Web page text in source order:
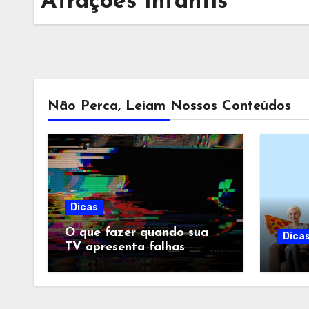
Não Perca, Leiam Nossos Conteúdos
Dicas
O que fazer quando sua
TV apresenta falhas
Dicas